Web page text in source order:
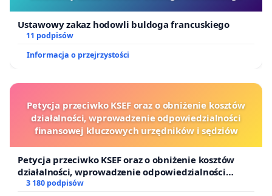
Ustawowy zakaz hodowli buldoga francuskiego
11 podpisów
Informacja o przejrzystości
Petycja przeciwko KSEF oraz o obniżenie kosztów
działalności, wprowadzenie odpowiedzialności
finansowej kluczowych urzędników i sędziów
Petycja przeciwko KSEF oraz o obniżenie kosztów
działalności, wprowadzenie odpowiedzialności
finansowej kluczowych urzędników i sędziów
3 180 podpisów